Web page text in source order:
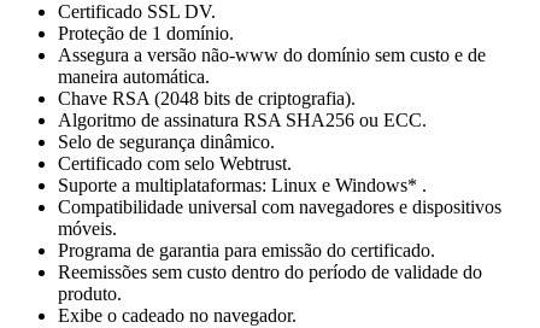
Certificado SSL DV.
Proteção de 1 domínio.
Assegura a versão não-www do domínio sem custo e de
maneira automática.
Chave RSA (2048 bits de criptografia).
Algoritmo de assinatura RSA SHA256 ou ECC.
Selo de segurança dinâmico.
Certificado com selo Webtrust.
Suporte a multiplataformas: Linux e Windows* .
Compatibilidade universal com navegadores e dispositivos
móveis.
Programa de garantia para emissão do certificado.
Reemissões sem custo dentro do período de validade do
produto.
Exibe o cadeado no navegador.